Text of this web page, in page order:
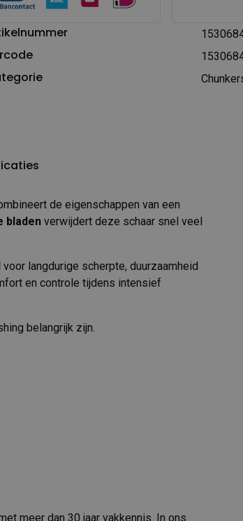
de eigenschappen van een
bladen verwijdert deze schaar snel veel
voor langdurige scherpte, duurzaamheid
en controle tijdens intensief
belangrijk zijn.
meer dan 30 jaar vakkennis. In ons